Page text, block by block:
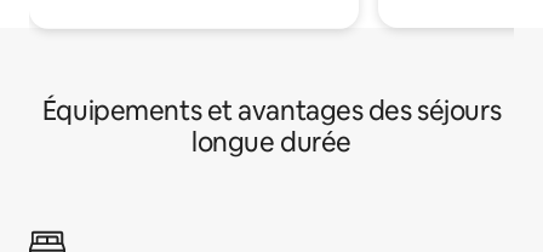
Équipements et avantages des séjours
longue durée